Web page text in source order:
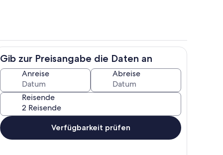
für die Feriengäste Eingang und Flur
Gib zur Preisangabe die Daten an
Anreise Abreise
Reisende
Verfügbarkeit prüfen